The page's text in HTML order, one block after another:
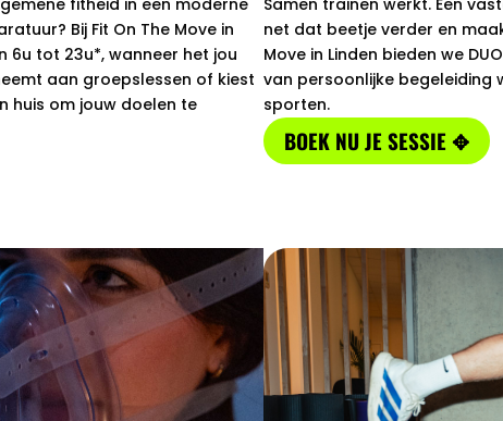
Bij Fit On The Move in
6u tot 23u*, wanneer het jou
aan groepslessen of kiest
huis om jouw doelen te
net dat beetje verder en
Move in Linden bieden we
van persoonlijke begeleiding
sporten.
BOEK NU JE SESSIE ✥